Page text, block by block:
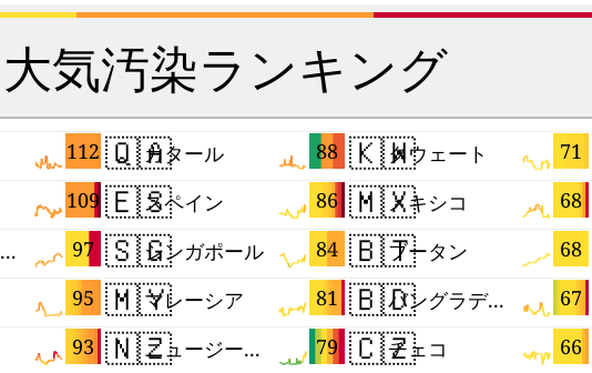
大気汚染ランキング
112
109
97
パレスチナ自治区
95
93
🇶🇦 88
カタール
🇪🇸 86
スペイン
🇸🇬 84
シンガポール
🇲🇾 81
マレーシア
🇳🇿 79
ニュージーランド
🇰🇼 71
クウェート
🇲🇽 68
メキシコ
🇧🇹 68
ブータン
🇧🇩 67
バングラデシュ
🇨🇿 66
チェコ